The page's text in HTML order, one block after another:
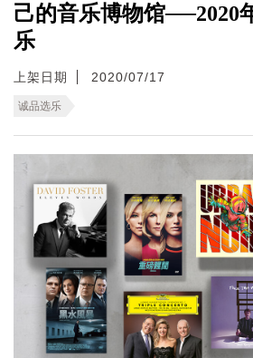
己的音乐博物馆──2020
乐
上架日期 2020/07/17
诚品选乐